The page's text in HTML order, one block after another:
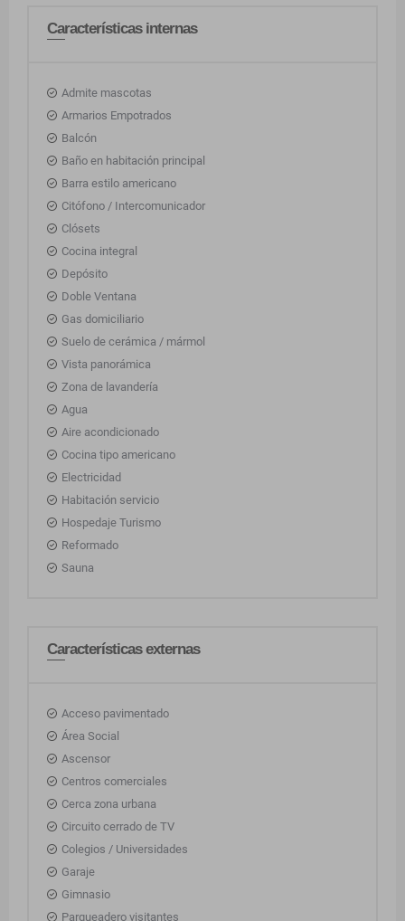
Características internas
Admite mascotas
Armarios Empotrados
Balcón
Baño en habitación principal
Barra estilo americano
Citófono / Intercomunicador
Clósets
Cocina integral
Depósito
Doble Ventana
Gas domiciliario
Suelo de cerámica / mármol
Vista panorámica
Zona de lavandería
Agua
Aire acondicionado
Cocina tipo americano
Electricidad
Habitación servicio
Hospedaje Turismo
Reformado
Sauna
Características externas
Acceso pavimentado
Área Social
Ascensor
Centros comerciales
Cerca zona urbana
Circuito cerrado de TV
Colegios / Universidades
Garaje
Gimnasio
Parqueadero visitantes